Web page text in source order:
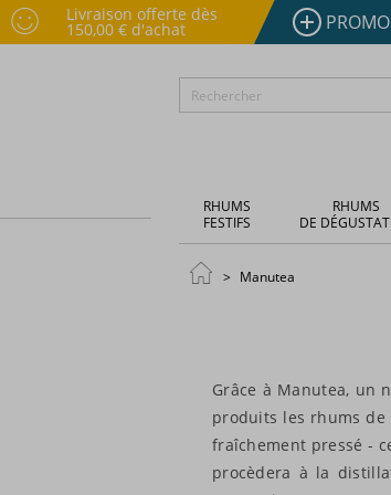
Livraison offerte dès
150,00 € d'achat
RHUMS
FESTIFS
RHUMS
DE
Manutea
Grâce à Manutea, un
produits les rhums de
fraîchement pressé -
procèdera à la